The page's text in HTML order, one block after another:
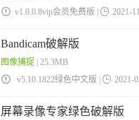
 v1.0.0.8vip会员免费版 |  2021-
Bandicam破解版
图像捕捉 | 25.3MB
 v5.10.1822绿色中文版 |  2021-
屏幕录像专家绿色破解版